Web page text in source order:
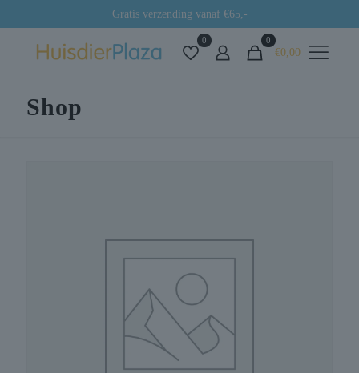
Gratis verzending vanaf €65,-
0 0
€0,00
Shop